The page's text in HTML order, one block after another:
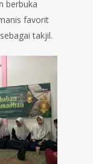
berbuka
favorit
takjil.